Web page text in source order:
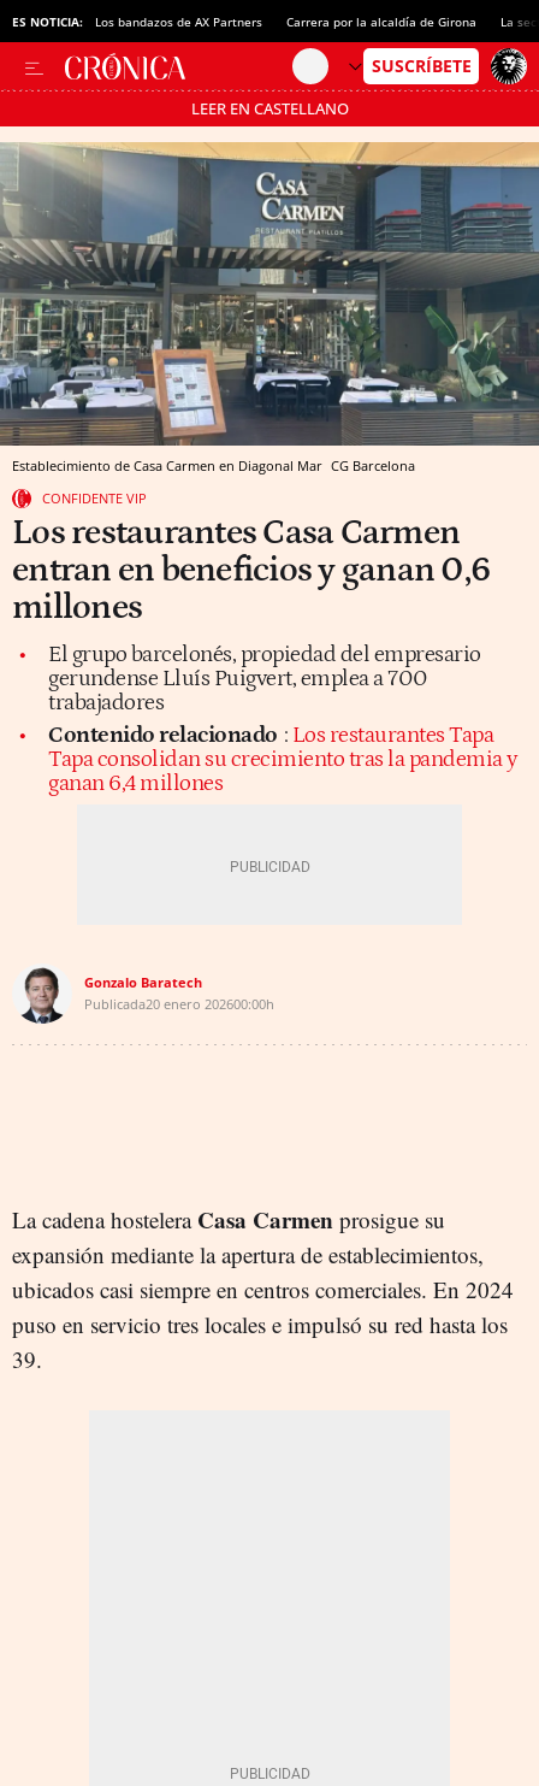
ES NOTICIA: Los bandazos de AX Partners Carrera por la alcaldía de Girona La
LEER EN CASTELLANO
Pásate al MODO AHORRO
Establecimiento de Casa Carmen en Diagonal Mar CG Barcelona
CONFIDENTE VIP
Los restaurantes Casa Carmen
entran en beneficios y ganan 0,6
millones
El grupo barcelonés, propiedad del empresario
gerundense Lluís Puigvert, emplea a 700
trabajadores
Contenido relacionado : Los restaurantes Tapa
Tapa consolidan su crecimiento tras la pandemia y
ganan 6,4 millones
Gonzalo Baratech
Publicada20 enero 202600:00h
La cadena hostelera Casa Carmen prosigue su
expansión mediante la apertura de establecimientos,
ubicados casi siempre en centros comerciales. En 2024
puso en servicio tres locales e impulsó su red hasta los
39.